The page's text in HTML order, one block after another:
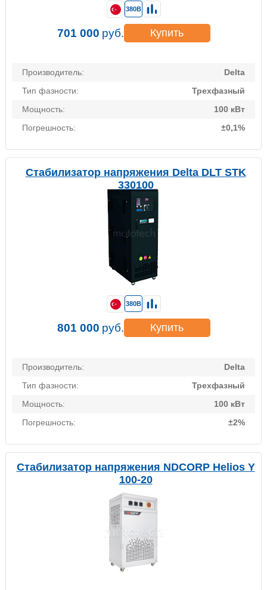
Производитель:
Delta
Тип фазности:
Трехфазный
Мощность:
100 кВт
Погрешность:
±0,1%
380В
701 000 руб. Купить
Стабилизатор напряжения Delta DLT STK
330100
Производитель:
Delta
Тип фазности:
Трехфазный
Мощность:
100 кВт
Погрешность:
±2%
380В
801 000 руб. Купить
Стабилизатор напряжения NDCORP Helios Y
100-20